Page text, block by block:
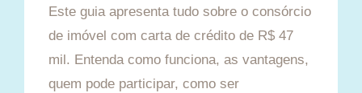
Este guia apresenta tudo sobre o consórcio
de imóvel com carta de crédito de R$ 47
mil. Entenda como funciona, as vantagens,
quem pode participar, como ser